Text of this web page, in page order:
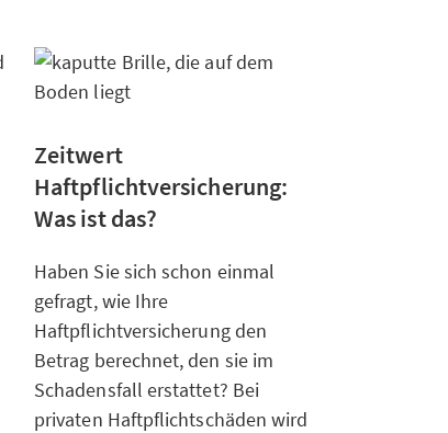
Zeitwert
Haftpflichtversicherung:
Was ist das?
Haben Sie sich schon einmal
gefragt, wie Ihre
Haftpflichtversicherung den
Betrag berechnet, den sie im
Schadensfall erstattet? Bei
privaten Haftpflichtschäden wird